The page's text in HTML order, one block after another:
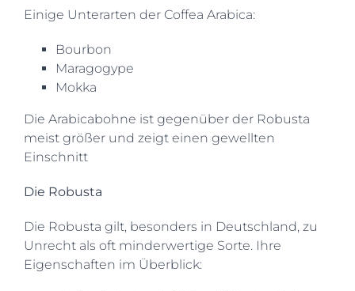
Einige Unterarten der Coffea Arabica:
Bourbon
Maragogype
Mokka
Die Arabicabohne ist gegenüber der Robusta
meist größer und zeigt einen gewellten
Einschnitt
Die Robusta
Die Robusta gilt, besonders in Deutschland, zu
Unrecht als oft minderwertige Sorte. Ihre
Eigenschaften im Überblick: